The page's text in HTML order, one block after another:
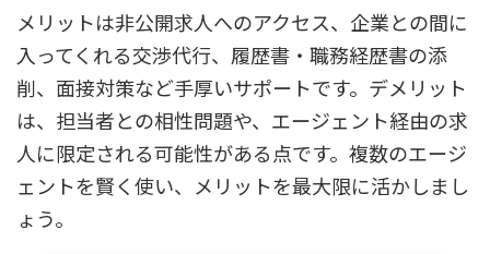
メリットは非公開求人へのアクセス、企業との間に
入ってくれる交渉代行、履歴書・職務経歴書の添
削、面接対策など手厚いサポートです。デメリット
は、担当者との相性問題や、エージェント経由の求
人に限定される可能性がある点です。複数のエージ
ェントを賢く使い、メリットを最大限に活かしまし
ょう。